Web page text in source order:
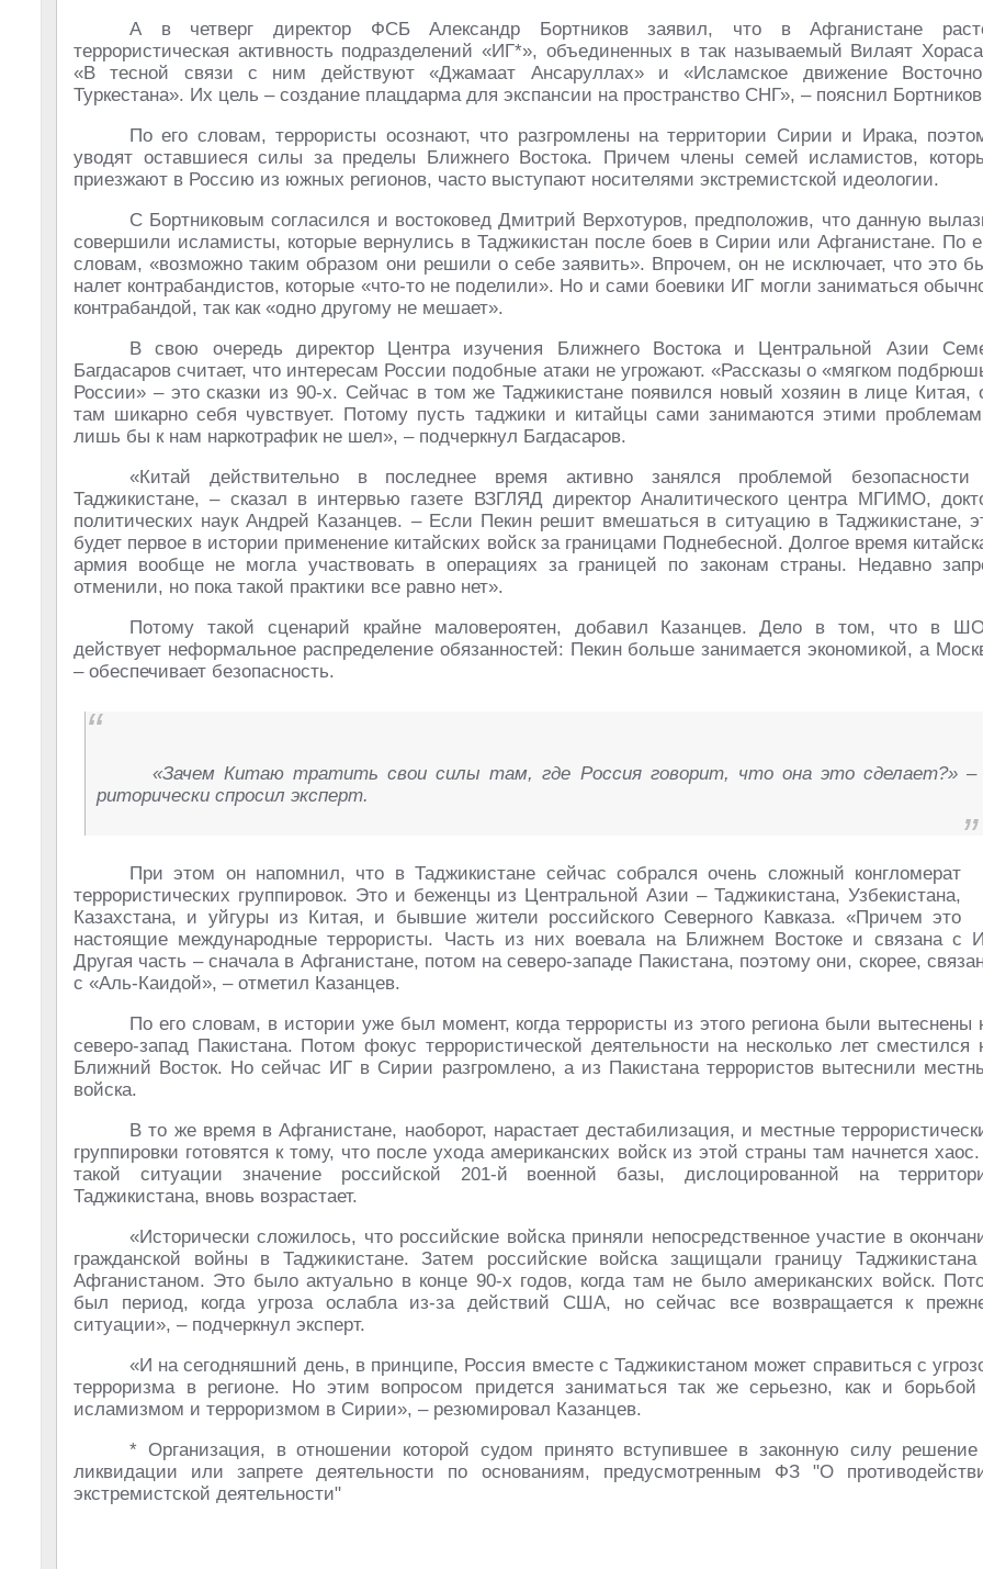
А в четверг директор ФСБ Александр Бортников заявил, что в Афганистане
террористическая активность подразделений «ИГ*», объединенных в так называемый Вилаят
«В тесной связи с ним действуют «Джамаат Ансаруллах» и «Исламское движение
Туркестана». Их цель – создание плацдарма для экспансии на пространство СНГ», – пояснил
По его словам, террористы осознают, что разгромлены на территории Сирии и Ирака,
уводят оставшиеся силы за пределы Ближнего Востока. Причем члены семей исламистов,
приезжают в Россию из южных регионов, часто выступают носителями экстремистской идеологии.
С Бортниковым согласился и востоковед Дмитрий Верхотуров, предположив, что данную
совершили исламисты, которые вернулись в Таджикистан после боев в Сирии или Афганистане. По
словам, «возможно таким образом они решили о себе заявить». Впрочем, он не исключает, что это
налет контрабандистов, которые «что-то не поделили». Но и сами боевики ИГ могли заниматься
контрабандой, так как «одно другому не мешает».
В свою очередь директор Центра изучения Ближнего Востока и Центральной Азии
Багдасаров считает, что интересам России подобные атаки не угрожают. «Рассказы о «мягком
России» – это сказки из 90-х. Сейчас в том же Таджикистане появился новый хозяин в лице Китая,
там шикарно себя чувствует. Потому пусть таджики и китайцы сами занимаются этими
лишь бы к нам наркотрафик не шел», – подчеркнул Багдасаров.
«Китай действительно в последнее время активно занялся проблемой
Таджикистане, – сказал в интервью газете ВЗГЛЯД директор Аналитического центра МГИМО,
политических наук Андрей Казанцев. – Если Пекин решит вмешаться в ситуацию в Таджикистане,
будет первое в истории применение китайских войск за границами Поднебесной. Долгое время
армия вообще не могла участвовать в операциях за границей по законам страны. Недавно
отменили, но пока такой практики все равно нет».
Потому такой сценарий крайне маловероятен, добавил Казанцев. Дело в том, что в
действует неформальное распределение обязанностей: Пекин больше занимается экономикой, а
– обеспечивает безопасность.
«Зачем Китаю тратить свои силы там, где Россия говорит, что она это сделает?» –
риторически спросил эксперт.
При этом он напомнил, что в Таджикистане сейчас собрался очень сложный конгломерат
террористических группировок. Это и беженцы из Центральной Азии – Таджикистана, Узбекистана,
Казахстана, и уйгуры из Китая, и бывшие жители российского Северного Кавказа. «Причем это
настоящие международные террористы. Часть из них воевала на Ближнем Востоке и связана с
Другая часть – сначала в Афганистане, потом на северо-западе Пакистана, поэтому они, скорее,
с «Аль-Каидой», – отметил Казанцев.
По его словам, в истории уже был момент, когда террористы из этого региона были вытеснены
северо-запад Пакистана. Потом фокус террористической деятельности на несколько лет сместился
Ближний Восток. Но сейчас ИГ в Сирии разгромлено, а из Пакистана террористов вытеснили
войска.
В то же время в Афганистане, наоборот, нарастает дестабилизация, и местные
группировки готовятся к тому, что после ухода американских войск из этой страны там начнется
такой ситуации значение российской 201-й военной базы, дислоцированной на
Таджикистана, вновь возрастает.
«Исторически сложилось, что российские войска приняли непосредственное участие в
гражданской войны в Таджикистане. Затем российские войска защищали границу
Афганистаном. Это было актуально в конце 90-х годов, когда там не было американских войск.
был период, когда угроза ослабла из-за действий США, но сейчас все возвращается к
ситуации», – подчеркнул эксперт.
«И на сегодняшний день, в принципе, Россия вместе с Таджикистаном может справиться с
терроризма в регионе. Но этим вопросом придется заниматься так же серьезно, как и
исламизмом и терроризмом в Сирии», – резюмировал Казанцев.
* Организация, в отношении которой судом принято вступившее в законную силу
ликвидации или запрете деятельности по основаниям, предусмотренным ФЗ "О
экстремистской деятельности"